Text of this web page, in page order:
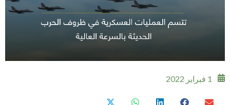
1 فبراير 2022